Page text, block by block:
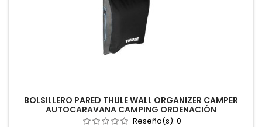
BOLSILLERO PARED THULE WALL ORGANIZER CAMPER
AUTOCARAVANA CAMPING ORDENACIÓN
Reseña(s): 0